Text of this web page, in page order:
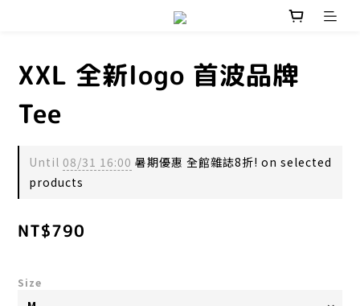
XXL 全新logo 首波品牌
Tee
Until 08/31 16:00 暑期優惠 全館雜誌8折! on selected
products
NT$790
Size